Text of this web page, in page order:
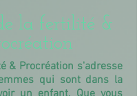
la fertilité &
& Procréation s'adresse
qui sont dans la